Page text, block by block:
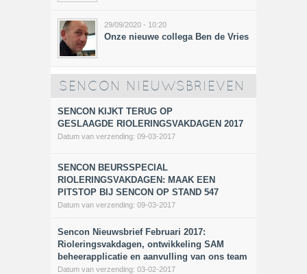
29/09/2020 - 10:20
Onze nieuwe collega Ben de Vries
SENCON NIEUWSBRIEVEN
SENCON KIJKT TERUG OP
GESLAAGDE RIOLERINGSVAKDAGEN 2017
Datum van verzending: 09-03-2017
SENCON BEURSSPECIAL
RIOLERINGSVAKDAGEN: MAAK EEN
PITSTOP BIJ SENCON OP STAND 547
Datum van verzending: 09-03-2017
Sencon Nieuwsbrief Februari 2017:
Rioleringsvakdagen, ontwikkeling SAM
beheerapplicatie en aanvulling van ons team
Datum van verzending: 03-02-2017